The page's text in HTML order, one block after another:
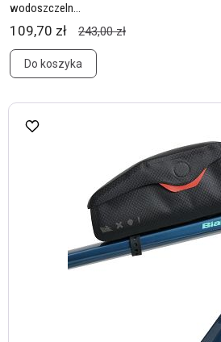
wodoszczeln...
109,70 zł 243,00 zł
Do koszyka